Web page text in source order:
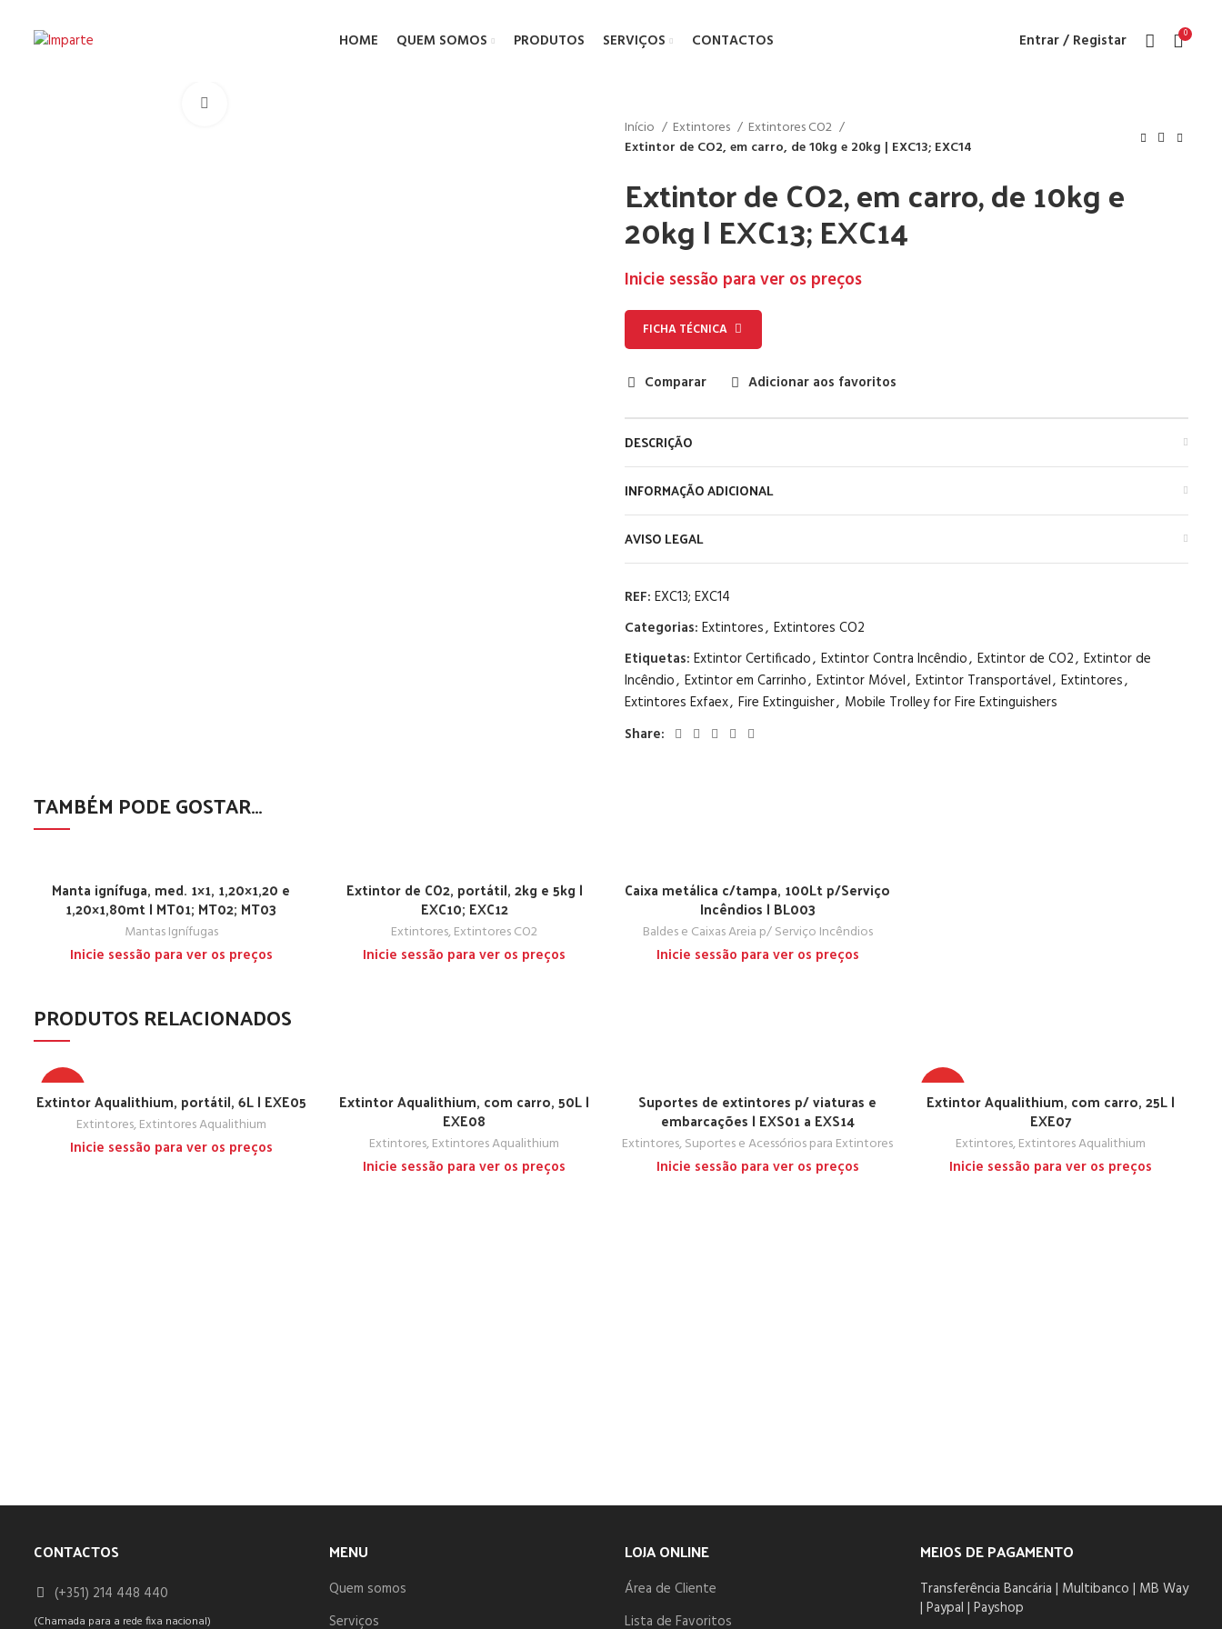
HOME QUEM SOMOS PRODUTOS SERVIÇOS CONTACTOS Entrar / Registar 0
Início Extintores
Extintores CO2
Extintor de CO2, em carro, de 10kg e 20kg | EXC13; EXC14
Extintor de CO2, em carro, de 10kg e
20kg | EXC13; EXC14
Inicie sessão para ver os preços
FICHA TÉCNICA
Comparar Adicionar aos favoritos
DESCRIÇÃO
INFORMAÇÃO ADICIONAL
AVISO LEGAL
REF: EXC13; EXC14
Categorias: Extintores, Extintores CO2
Etiquetas: Extintor Certificado, Extintor Contra Incêndio, Extintor de CO2, Extintor de
Incêndio, Extintor em Carrinho, Extintor Móvel, Extintor Transportável, Extintores,
Extintores Exfaex, Fire Extinguisher, Mobile Trolley for Fire Extinguishers
Share:
TAMBÉM PODE GOSTAR…
Manta ignífuga, med. 1×1, 1,20×1,20 e
1,20×1,80mt | MT01; MT02; MT03
Mantas Ignífugas
Inicie sessão para ver os preços
Extintor de CO2, portátil, 2kg e 5kg |
EXC10; EXC12
Extintores,Extintores CO2
Inicie sessão para ver os preços
Caixa metálica c/tampa, 100Lt p/Serviço
Incêndios | BL003
Baldes e Caixas Areia p/ Serviço Incêndios
Inicie sessão para ver os preços
PRODUTOS RELACIONADOS
TOP
Extintor Aqualithium, portátil, 6L | EXE05
Extintores,Extintores Aqualithium
Inicie sessão para ver os preços
Extintor Aqualithium, com carro, 50L |
EXE08
Extintores,Extintores Aqualithium
Inicie sessão para ver os preços
Suportes de extintores p/ viaturas e
embarcações | EXS01 a EXS14
Extintores,Suportes e Acessórios para Extintores
Inicie sessão para ver os preços
TOP
Extintor Aqualithium, com carro, 25L |
EXE07
Extintores,Extintores Aqualithium
Inicie sessão para ver os preços
CONTACTOS
(+351) 214 448 440
(Chamada para a rede fixa nacional)
MENU
Quem somos
Serviços
LOJA ONLINE
Área de Cliente
Lista de Favoritos
MEIOS DE PAGAMENTO
Transferência Bancária | Multibanco | MB Way
| Paypal | Payshop